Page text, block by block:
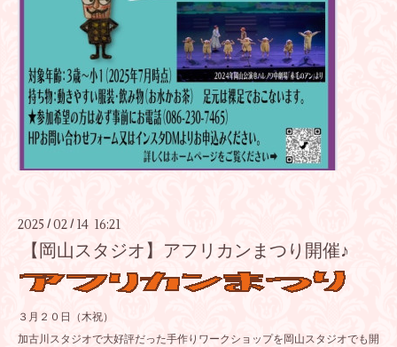
2025 /02 / 14 16:21
【岡山スタジオ】アフリカンまつり開催♪
３月２０日（木祝）
加古川スタジオで大好評だった手作りワークショップを岡山スタジオでも開